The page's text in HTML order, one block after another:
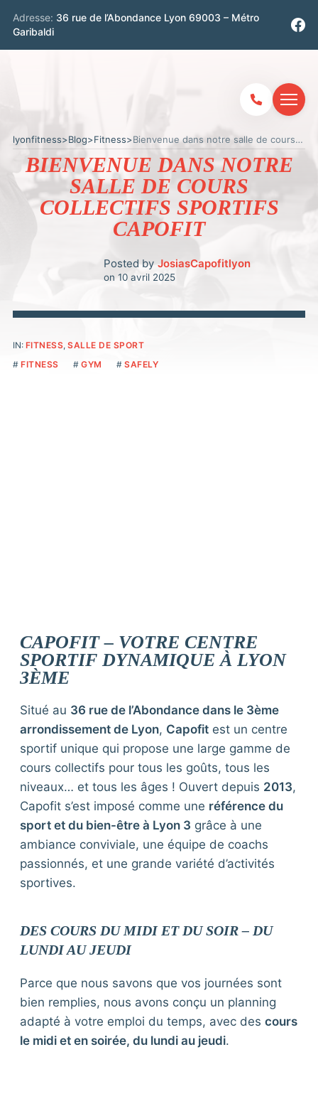
Adresse: 36 rue de l’Abondance Lyon 69003 – Métro
Garibaldi
lyonfitness>Blog>Fitness> Bienvenue dans notre salle de cours collectifs sportifs CapoFit
BIENVENUE DANS NOTRE
SALLE DE COURS
COLLECTIFS SPORTIFS
CAPOFIT
Posted by JosiasCapofitlyon
on 10 avril 2025
IN: FITNESS,SALLE DE SPORT
FITNESS
GYM SAFELY
CAPOFIT – VOTRE CENTRE
SPORTIF DYNAMIQUE À LYON
3ÈME
Situé au 36 rue de l’Abondance dans le 3ème
arrondissement de Lyon, Capofitest un centre
sportif unique qui propose une large gamme de
cours collectifs pour tous les goûts, tous les
niveaux… et tous les âges ! Ouvert depuis 2013,
Capofit s’est imposé comme une référence du
sport et du bien-être à Lyon 3 grâce à une
ambiance conviviale, une équipe de coachs
passionnés, et une grande variété d’activités
sportives.
DES COURS DU MIDI ET DU SOIR – DU
LUNDI AU JEUDI
Parce que nous savons que vos journées sont
bien remplies, nous avons conçu un planning
adapté à votre emploi du temps, avec des cours
le midi et en soirée, du lundi au jeudi.